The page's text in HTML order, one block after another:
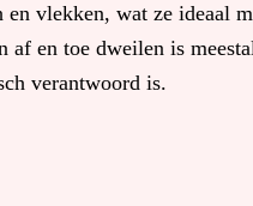
vlekken, wat ze ideaal
af en toe dweilen is
verantwoord is.